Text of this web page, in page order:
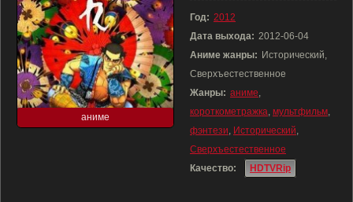
аниме
Год: 2012
Дата выхода: 2012-06-04
Аниме жанры: Исторический,
Сверхъестественное
Жанры: аниме,
короткометражка, мультфильм,
фэнтези, Исторический,
Сверхъестественное
Качество:
HDTVRip